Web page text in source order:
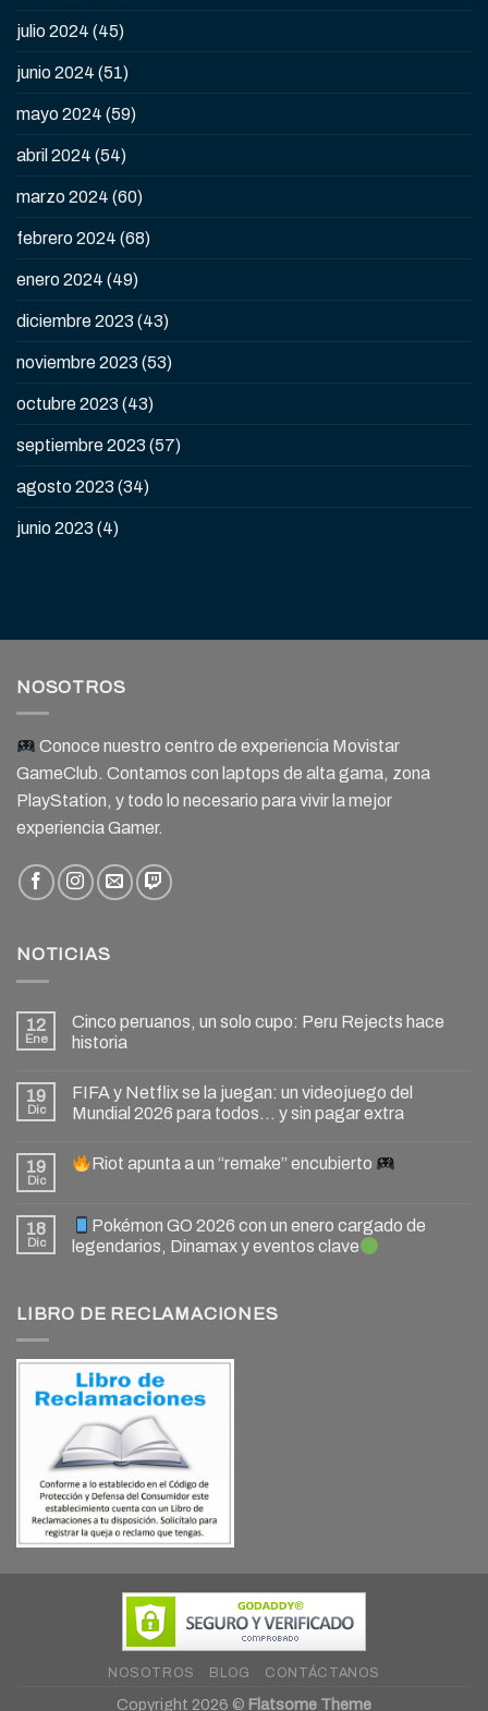
julio 2024 (45)
junio 2024 (51)
mayo 2024 (59)
abril 2024 (54)
marzo 2024 (60)
febrero 2024 (68)
enero 2024 (49)
diciembre 2023 (43)
noviembre 2023 (53)
octubre 2023 (43)
septiembre 2023 (57)
agosto 2023 (34)
junio 2023 (4)
NOSOTROS
Conoce nuestro centro de experiencia Movistar
GameClub. Contamos con laptops de alta gama, zona
PlayStation, y todo lo necesario para vivir la mejor
experiencia Gamer.
NOTICIAS
12
Ene
Cinco peruanos, un solo cupo: Peru Rejects hace
historia
19
Dic
FIFA y Netflix se la juegan: un videojuego del
Mundial 2026 para todos… y sin pagar extra
19
Dic
Riot apunta a un “remake” encubierto
18
Dic
Pokémon GO 2026 con un enero cargado de
legendarios, Dinamax y eventos clave
LIBRO DE RECLAMACIONES
NOSOTROS BLOG CONTÁCTANOS
Copyright 2026 © Flatsome Theme